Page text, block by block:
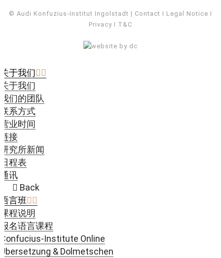
© Audi Konfuzius-Institut Ingolstadt Contact I Legal Notice I
PrivacyI T&C
关于我们
关于我们
我们的团队
联系方式
营业时间
链接
研究所新闻
日程表
通讯
Back
语言班
课程说明
报名语言课程
Confucius-Institute Online
Übersetzung & Dolmetschen